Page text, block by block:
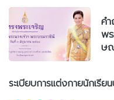
ค
พ
ษ
ระเบียบการแต่งกายนักเรีย